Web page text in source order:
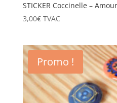
STICKER Coccinelle –
3,00€ TVAC
Promo !